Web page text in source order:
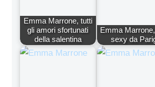
Emma Marrone, tutti
gli amori sfortunati
della salentina
Emma
sexy da